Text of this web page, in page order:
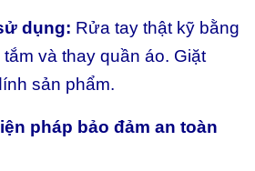
dụng: Rửa tay thật kỹ bằng
và thay quần áo. Giặt
sản phẩm.
pháp bảo đảm an toàn